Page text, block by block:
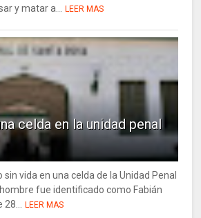
y matar a...
LEER MAS
celda en la unidad penal
vida en una celda de la Unidad Penal
fue identificado como Fabián
LEER MAS